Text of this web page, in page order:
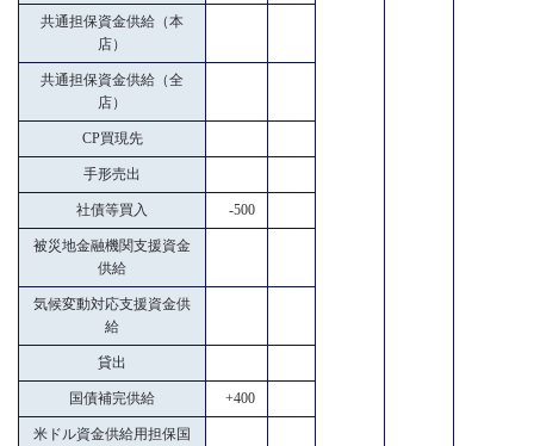
共通担保資金供給（本
店）
共通担保資金供給（全
店）
CP買現先
手形売出
社債等買入 -500
被災地金融機関支援資金
供給
気候変動対応支援資金供
給
貸出
国債補完供給 +400
米ドル資金供給用担保国